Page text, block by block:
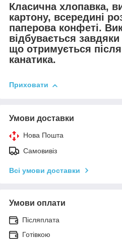
Класична хлопавка,
картону, всередині
паперова конфеті.
відбувається завдяки
що отримується
канатика.
Приховати
Умови доставки
Нова Пошта
Самовивіз
Всі умови доставки
Умови оплати
Післяплата
Готівкою